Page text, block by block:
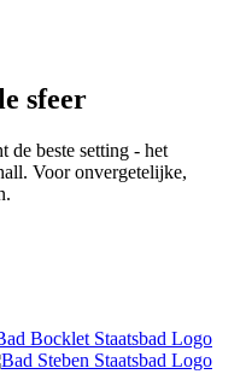
sfeer
de beste setting - het
Voor onvergetelijke,